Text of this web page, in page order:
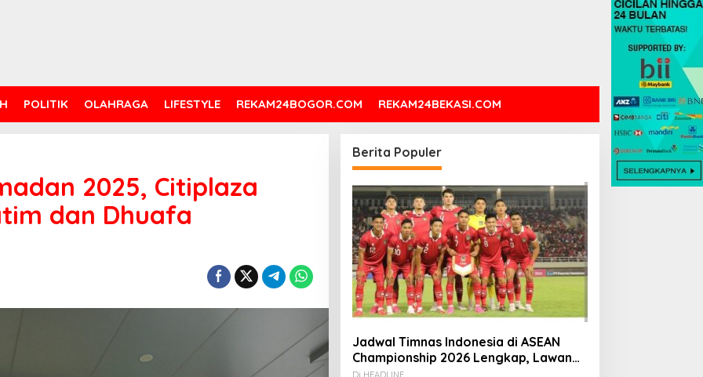
POLITIK OLAHRAGA LIFESTYLE REKAM24BOGOR.COM REKAM24BEKASI.COM
2025, Citiplaza
dan Dhuafa
Berita Populer
Jadwal Timnas Indonesia di ASEAN
Championship 2026 Lengkap, Lawan
Kamboja hingga Vietnam